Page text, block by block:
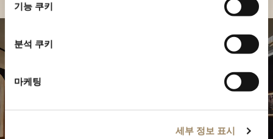
기능 쿠키
분석 쿠키
마케팅
세부 정보 표시